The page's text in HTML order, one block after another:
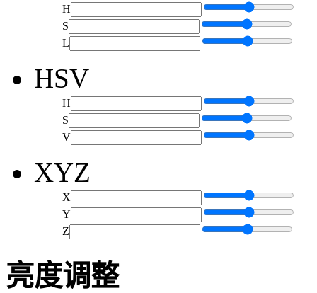
H
S
L
HSV
H
S
V
XYZ
X
Y
Z
亮度调整